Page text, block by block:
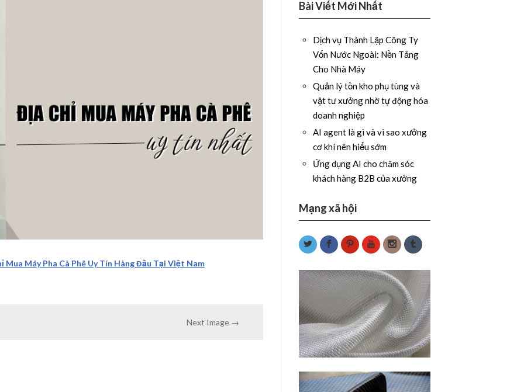
Mua Máy Pha Cà Phê Uy Tín Hàng Đầu Tại Việt Nam
Next Image →
Bài Viết Mới Nhất
Dịch vụ Thành Lập Công Ty
Vốn Nước Ngoài: Nền Tảng
Cho Nhà Máy
Quản lý tồn kho phụ tùng và
vật tư xưởng nhờ tự động hóa
doanh nghiệp
AI agent là gì và vì sao xưởng
cơ khí nên hiểu sớm
Ứng dụng AI cho chăm sóc
khách hàng B2B của xưởng
Mạng xã hội